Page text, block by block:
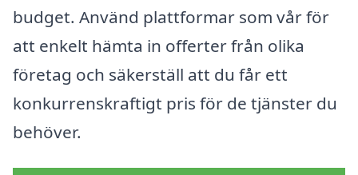
budget. Använd plattformar som vår för
att enkelt hämta in offerter från olika
företag och säkerställ att du får ett
konkurrenskraftigt pris för de tjänster du
behöver.